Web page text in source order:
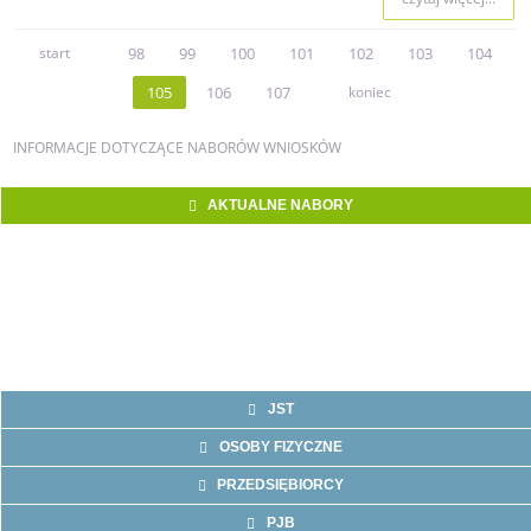
start 98 99 100 101 102 103
104
105
106 107 koniec
INFORMACJE DOTYCZĄCE NABORÓW WNIOSKÓW
AKTUALNE NABORY
JST
OSOBY FIZYCZNE
PRZEDSIĘBIORCY
PJB